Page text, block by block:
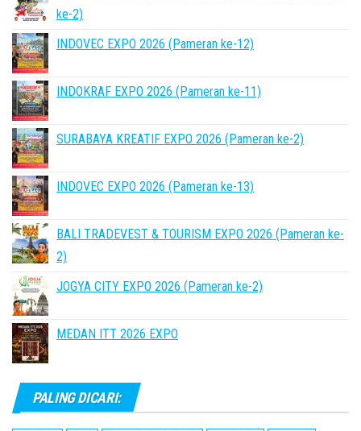
ke-2)
INDOVEC EXPO 2026 (Pameran ke-12)
INDOKRAF EXPO 2026 (Pameran ke-11)
SURABAYA KREATIF EXPO 2026 (Pameran ke-2)
INDOVEC EXPO 2026 (Pameran ke-13)
BALI TRADEVEST & TOURISM EXPO 2026 (Pameran ke-
2)
JOGYA CITY EXPO 2026 (Pameran ke-2)
MEDAN ITT 2026 EXPO
PALING DICARI: